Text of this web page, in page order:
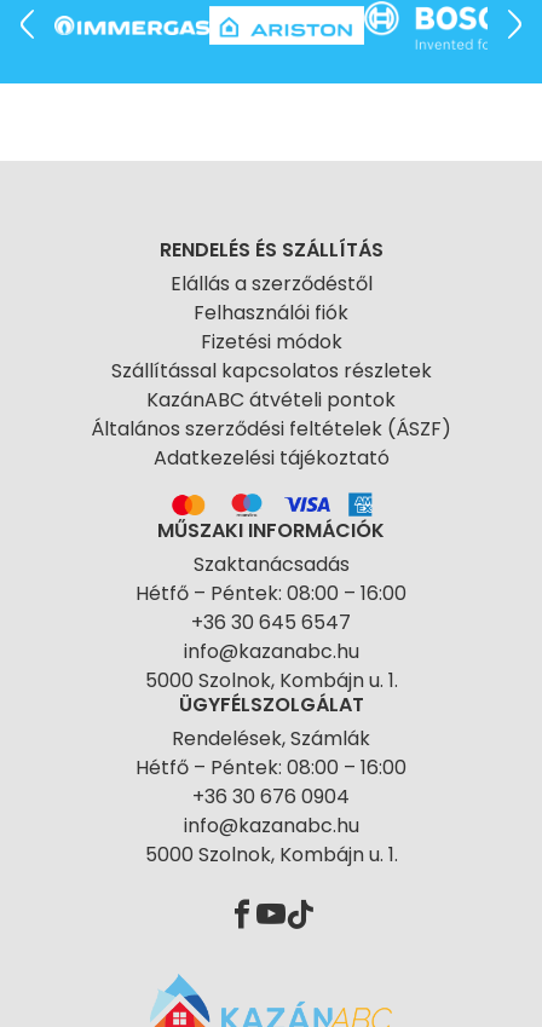
RENDELÉS ÉS SZÁLLÍTÁS
Elállás a szerződéstől
Felhasználói fiók
Fizetési módok
Szállítással kapcsolatos részletek
KazánABC átvételi pontok
Általános szerződési feltételek (ÁSZF)
Adatkezelési tájékoztató
MŰSZAKI INFORMÁCIÓK
Szaktanácsadás
Hétfő – Péntek: 08:00 – 16:00
+36 30 645 6547
info@kazanabc.hu
5000 Szolnok, Kombájn u. 1.
ÜGYFÉLSZOLGÁLAT
Rendelések, Számlák
Hétfő – Péntek: 08:00 – 16:00
+36 30 676 0904
info@kazanabc.hu
5000 Szolnok, Kombájn u. 1.